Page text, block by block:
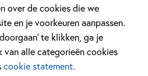
over de cookies die we
en je voorkeuren aanpassen.
te klikken, ga je
alle categorieën cookies
cookie statement.